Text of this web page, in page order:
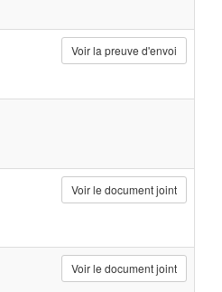
Voir la preuve d'envoi
Voir le document joint
Voir le document joint